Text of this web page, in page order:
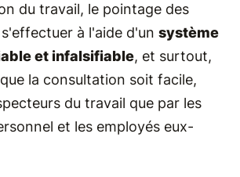
du travail, le pointage des
à l'aide d'un système
et infalsifiable, et surtout,
la consultation soit facile,
du travail que par les
et les employés eux-